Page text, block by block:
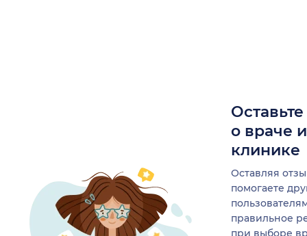
о враче
клинике
Оставляя
помогаете
правильное
при выборе